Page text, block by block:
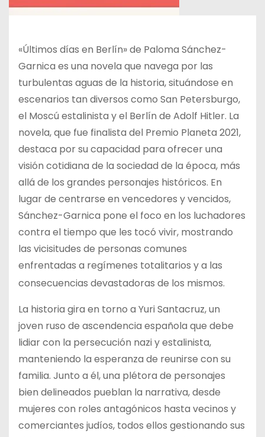
«Últimos días en Berlín» de Paloma Sánchez-
Garnica es una novela que navega por las
turbulentas aguas de la historia, situándose en
escenarios tan diversos como San Petersburgo,
el Moscú estalinista y el Berlín de Adolf Hitler. La
novela, que fue finalista del Premio Planeta 2021,
destaca por su capacidad para ofrecer una
visión cotidiana de la sociedad de la época, más
allá de los grandes personajes históricos. En
lugar de centrarse en vencedores y vencidos,
Sánchez-Garnica pone el foco en los luchadores
contra el tiempo que les tocó vivir, mostrando
las vicisitudes de personas comunes
enfrentadas a regímenes totalitarios y a las
consecuencias devastadoras de los mismos​​.
La historia gira en torno a Yuri Santacruz, un
joven ruso de ascendencia española que debe
lidiar con la persecución nazi y estalinista,
manteniendo la esperanza de reunirse con su
familia. Junto a él, una plétora de personajes
bien delineados pueblan la narrativa, desde
mujeres con roles antagónicos hasta vecinos y
comerciantes judíos, todos ellos gestionando sus